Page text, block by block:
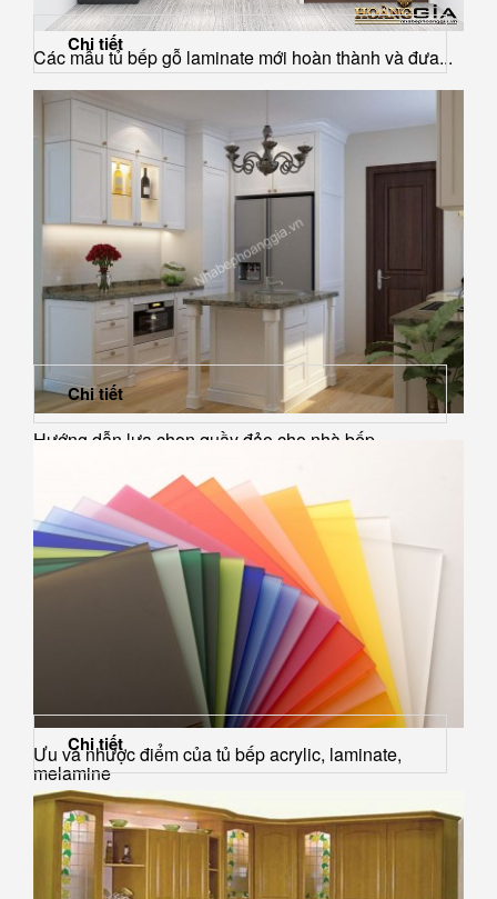
Các mẫu tủ bếp gỗ laminate mới hoàn thành và đưa...
Chi tiết
Hướng dẫn lựa chọn quầy đảo cho nhà bếp
Chi tiết
Ưu và nhược điểm của tủ bếp acrylic, laminate,
melamine
Chi tiết